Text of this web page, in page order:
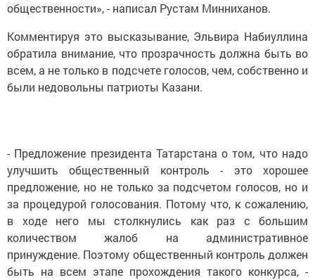
общественности», - написал Рустам Минниханов.
Комментируя это высказывание, Эльвира Набиуллина
обратила внимание, что прозрачность должна быть во
всем, а не только в подсчете голосов, чем, собственно и
были недовольны патриоты Казани.
- Предложение президента Татарстана о том, что надо
улучшить общественный контроль - это хорошее
предложение, но не только за подсчетом голосов, но и
за процедурой голосования. Потому что, к сожалению,
в ходе него мы столкнулись как раз с большим
количеством жалоб на административное
принуждение. Поэтому общественный контроль должен
быть на всем этапе прохождения такого конкурса, -